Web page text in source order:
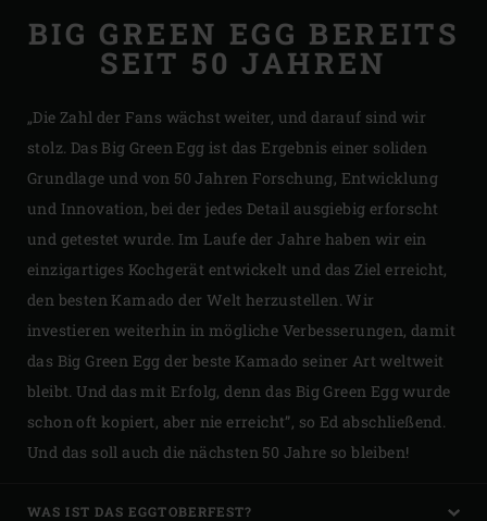
BIG GREEN EGG BEREITS
SEIT 50 JAHREN
„Die Zahl der Fans wächst weiter, und darauf sind wir
stolz. Das Big Green Egg ist das Ergebnis einer soliden
Grundlage und von 50 Jahren Forschung, Entwicklung
und Innovation, bei der jedes Detail ausgiebig erforscht
und getestet wurde. Im Laufe der Jahre haben wir ein
einzigartiges Kochgerät entwickelt und das Ziel erreicht,
den besten Kamado der Welt herzustellen. Wir
investieren weiterhin in mögliche Verbesserungen, damit
das Big Green Egg der beste Kamado seiner Art weltweit
bleibt. Und das mit Erfolg, denn das Big Green Egg wurde
schon oft kopiert, aber nie erreicht”, so Ed abschließend.
Und das soll auch die nächsten 50 Jahre so bleiben!
WAS IST DAS EGGTOBERFEST?